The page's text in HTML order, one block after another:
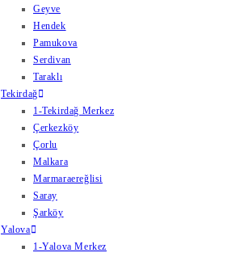
Geyve
Hendek
Pamukova
Serdivan
Taraklı
Tekirdağ
1-Tekirdağ Merkez
Çerkezköy
Çorlu
Malkara
Marmaraereğlisi
Saray
Şarköy
Yalova
1-Yalova Merkez